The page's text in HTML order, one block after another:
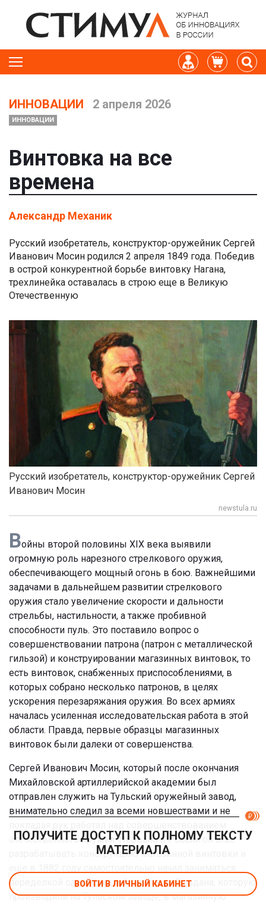
ИННОВАЦИИ 2 апреля 2026
ИННОВАЦИИ
Винтовка на все
времена
Александр Механик
Русский изобретатель, конструктор-оружейник Сергей
Иванович Мосин родился 2 апреля 1849 года. Победив
в острой конкурентной борьбе винтовку Нагана,
трехлинейка оставалась в строю еще в Великую
Отечественную
Русский изобретатель, конструктор-оружейник Сергей
Иванович Мосин
newstula.ru
Войны второй половины XIX века выявили
огромную роль нарезного стрелкового оружия,
обеспечивающего мощный огонь в бою. Важнейшими
задачами в дальнейшем развитии стрелкового
оружия стало увеличение скорости и дальности
стрельбы, настильности, а также пробивной
способности пуль. Это поставило вопрос о
совершенствовании патрона (патрон с металлической
гильзой) и конструировании магазинных винтовок, то
есть винтовок, снабженных приспособлениями, в
которых собрано несколько патронов, в целях
ускорения перезаряжания оружия. Во всех армиях
началась усиленная исследовательская работа в этой
области. Правда, первые образцы магазинных
винтовок были далеки от совершенства.
Сергей Иванович Мосин, который после окончания
Михайловской артиллерийской академии был
отправлен служить на Тульский оружейный завод,
внимательно следил за всеми новшествами и не
отечественного оружия. Первым в России он стал
разрабатывать конструкцию магазинной винтовки и
переделкой однозарядной винтовки Бердана, которую
производили на Тульском заводе, в магазинную
ПОЛУЧИТЕ ДОСТУП К ПОЛНОМУ ТЕКСТУ
МАТЕРИАЛА
ВОЙТИ В ЛИЧНЫЙ КАБИНЕТ